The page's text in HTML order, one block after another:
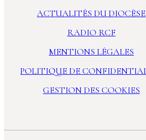
ACTUALITÉS DU DIOCÈSE
RADIO RCF
MENTIONS LÉGALES
POLITIQUE DE
GESTION DES COOKIES